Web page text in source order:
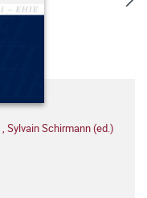
, Sylvain Schirmann (ed.)